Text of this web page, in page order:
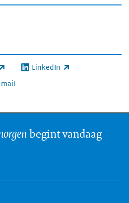
link) LinkedIn
(externe link)
mail
begint vandaag